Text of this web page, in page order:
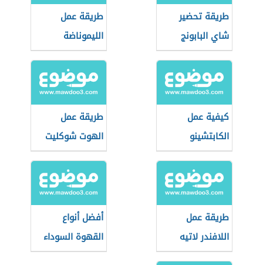
طريقة تحضير
شاي البابونج
طريقة عمل
الليموناضة
كيفية عمل
الكابتشينو
طريقة عمل
الهوت شوكليت
طريقة عمل
اللافندر لاتيه
أفضل أنواع
القهوة السوداء